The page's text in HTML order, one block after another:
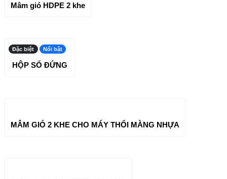
Mâm gió HDPE 2 khe
Đặc biệt
Nổi bật
Mới
Chính hãng
HỘP SỐ ĐỨNG
MÂM GIÓ 2 KHE CHO MÁY THỔI MÀNG NHỰA